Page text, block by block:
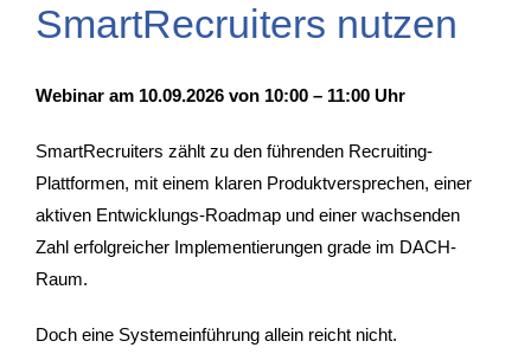
SmartRecruiters nutzen
Webinar am 10.09.2026 von 10:00 – 11:00 Uhr
SmartRecruiters zählt zu den führenden Recruiting-
Plattformen, mit einem klaren Produktversprechen, einer
aktiven Entwicklungs-Roadmap und einer wachsenden
Zahl erfolgreicher Implementierungen grade im DACH-
Raum.
Doch eine Systemeinführung allein reicht nicht.